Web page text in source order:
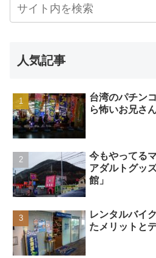
人気記事
台湾のパチン
ら怖いお兄さ
今もやってる
アダルトグッ
館」
レンタルバイ
たメリットと